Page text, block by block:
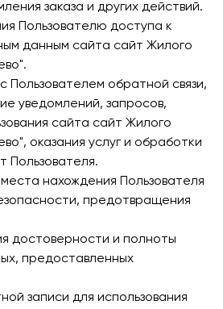
заказа и других действий.
Пользователю доступа к
данным сайта сайт Жилого
Пользователем обратной связи,
уведомлений, запросов,
сайта сайт Жилого
оказания услуг и обработки
Пользователя.
нахождения Пользователя
предотвращения
достоверности и полноты
предоставленных
записи для использования